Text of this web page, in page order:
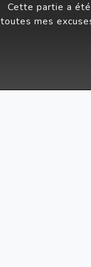
Cette partie a
toutes mes